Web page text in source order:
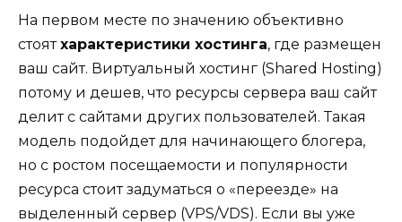
На первом месте по значению объективно
стоятхарактеристики хостинга, где размещен
ваш сайт. Виртуальный хостинг (Shared Hosting)
потому и дешев, что ресурсы сервера ваш сайт
делит с сайтами других пользователей. Такая
модель подойдет для начинающего блогера,
но с ростом посещаемости и популярности
ресурса стоит задуматься о «переезде» на
выделенный сервер (VPS/VDS). Если вы уже